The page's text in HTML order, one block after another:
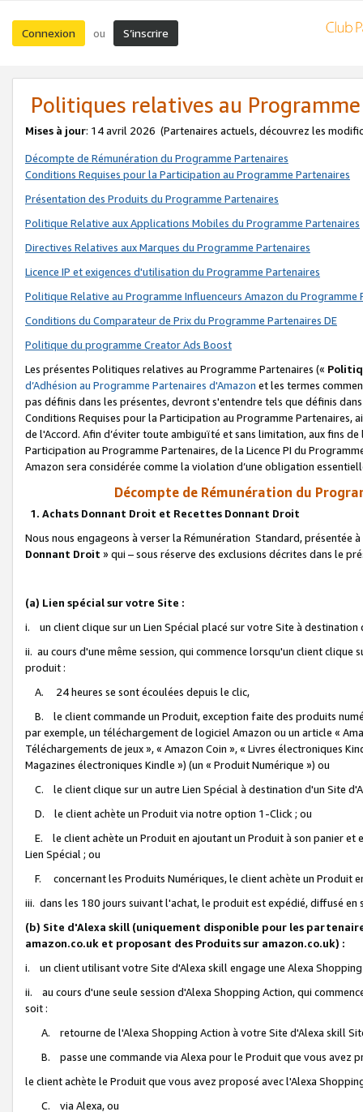
Connexion ou S’inscrire
Politiques relatives au
Mises à jour: 14 avril 2026 (Partenaires actuels, découvrez les
Décompte de Rémunération du Programme Partenaires
Conditions Requises pour la Participation au Programme Partenaires
Présentation des Produits du Programme Partenaires
Politique Relative aux Applications Mobiles du Programme Partenaires
Directives Relatives aux Marques du Programme Partenaires
Licence IP et exigences d'utilisation du Programme Partenaires
Politique Relative au Programme Influenceurs Amazon du Programme
Conditions du Comparateur de Prix du Programme Partenaires DE
Politique du programme Creator Ads Boost
Les présentes Politiques relatives au Programme Partenaires («
d’Adhésion au Programme Partenaires d'Amazon et les termes
pas définis dans les présentes, devront s'entendre tels que définis
Conditions Requises pour la Participation au Programme Partenaires,
de l'Accord. Afin d’éviter toute ambiguïté et sans limitation, aux fins
Participation au Programme Partenaires, de la Licence PI du
Amazon sera considérée comme la violation d’une obligation
Décompte de Rémunération du
1. Achats Donnant Droit et Recettes Donnant Droit
Nous nous engageons à verser la Rémunération Standard, présentée
Donnant Droit » qui – sous réserve des exclusions décrites dans le
(a) Lien spécial sur votre Site :
i. un client clique sur un Lien Spécial placé sur votre Site à destination
ii. au cours d'une même session, qui commence lorsqu'un client
produit :
A. 24 heures se sont écoulées depuis le clic,
B. le client commande un Produit, exception faite des produits
par exemple, un téléchargement de logiciel Amazon ou un article «
Téléchargements de jeux », « Amazon Coin », « Livres électroniques
Magazines électroniques Kindle ») (un « Produit Numérique ») ou
C. le client clique sur un autre Lien Spécial à destination d'un Site
D. le client achète un Produit via notre option 1-Click ; ou
E. le client achète un Produit en ajoutant un Produit à son panier et
Lien Spécial ; ou
F. concernant les Produits Numériques, le client achète un Produit
iii. dans les 180 jours suivant l'achat, le produit est expédié, diffusé
(b) Site d'Alexa skill (uniquement disponible pour les
amazon.co.uk et proposant des Produits sur amazon.co.uk) :
i. un client utilisant votre Site d'Alexa skill engage une Alexa
ii. au cours d'une seule session d'Alexa Shopping Action, qui
soit :
A. retourne de l'Alexa Shopping Action à votre Site d'Alexa skill
B. passe une commande via Alexa pour le Produit que vous avez
le client achète le Produit que vous avez proposé avec l'Alexa
C. via Alexa, ou